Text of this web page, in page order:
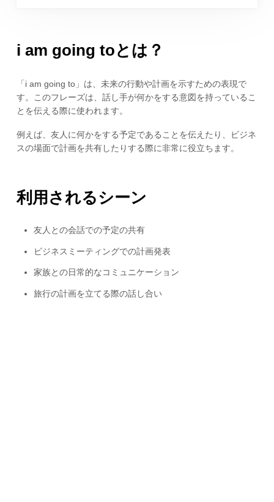
i am going toとは？
「i am going to」は、未来の行動や計画を示すための表現で
す。このフレーズは、話し手が何かをする意図を持っているこ
とを伝える際に使われます。
例えば、友人に何かをする予定であることを伝えたり、ビジネ
スの場面で計画を共有したりする際に非常に役立ちます。
利用されるシーン
友人との会話での予定の共有
ビジネスミーティングでの計画発表
家族との日常的なコミュニケーション
旅行の計画を立てる際の話し合い